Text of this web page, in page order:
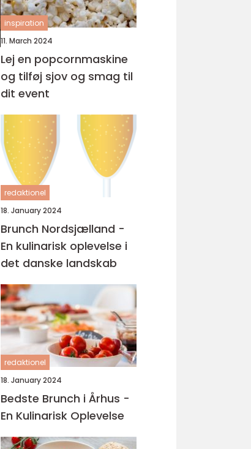
inspiration
11. March 2024
Lej en popcornmaskine
og tilføj sjov og smag til
dit event
redaktionel
18. January 2024
Brunch Nordsjælland -
En kulinarisk oplevelse i
det danske landskab
redaktionel
18. January 2024
Bedste Brunch i Århus -
En Kulinarisk Oplevelse